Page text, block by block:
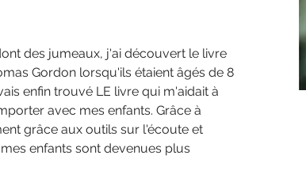
des jumeaux, j'ai découvert le livre
Gordon lorsqu'ils étaient âgés de 8
enfin trouvé LE livre qui m'aidait à
avec mes enfants. Grâce à
grâce aux outils sur l'écoute et
enfants sont devenues plus